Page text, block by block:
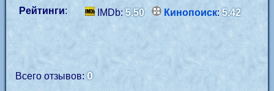
Рейтинги: IMDb: 5.50 Кинопоиск:5.42
Всего отзывов:0